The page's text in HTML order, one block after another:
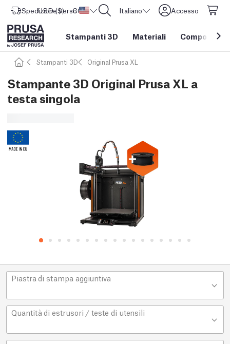
Spedizione verso Stati Uniti d'America
USD ($) CORE One L: Ora disponibile! Italiano Accesso
Stampanti 3D Materiali Componenti
Stampanti 3D Original Prusa XL
Stampante 3D Original Prusa XL a
testa singola
Piastra di stampa aggiuntiva
Quantità di estrusori / teste di utensili